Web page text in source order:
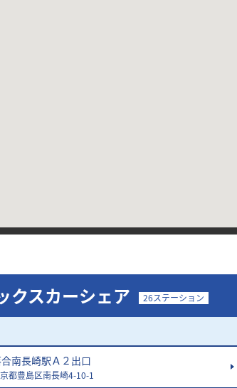
クスカーシェア 26ステーション
南長崎駅Ａ２出口
都豊島区南長崎4-10-1